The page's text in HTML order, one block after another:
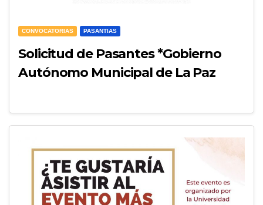
CONVOCATORIAS PASANTIAS
Solicitud de Pasantes *Gobierno
Autónomo Municipal de La Paz